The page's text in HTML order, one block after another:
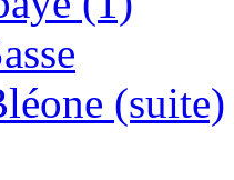
(suite)